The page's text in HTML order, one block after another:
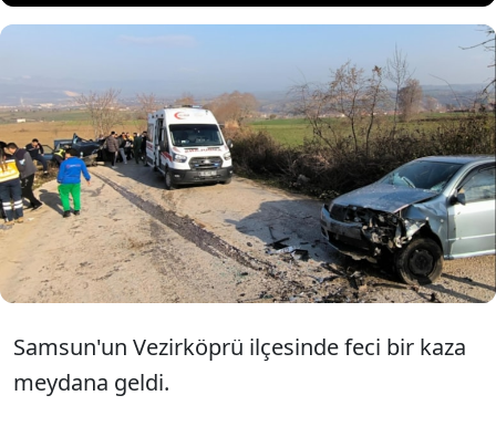
Samsun Vezirköprü'de iki
otomobil kafa kafaya çarpıştı. Feci
kazada 10 kişi yaralandı.
Samsun'un Vezirköprü ilçesinde feci bir kaza
meydana geldi.